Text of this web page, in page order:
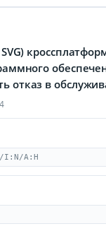
отказ в
I:N/A:H